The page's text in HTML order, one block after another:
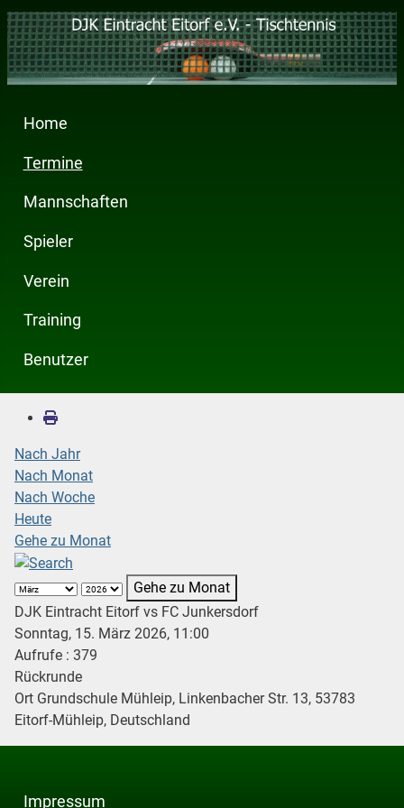
Home
Termine
Mannschaften
Spieler
Verein
Training
Benutzer
Nach Jahr
Nach Monat
Nach Woche
Heute
Gehe zu Monat
Gehe zu Monat
DJK Eintracht Eitorf vs FC Junkersdorf
Sonntag, 15. März 2026, 11:00
Aufrufe : 379
Rückrunde
Ort Grundschule Mühleip, Linkenbacher Str. 13, 53783
Eitorf-Mühleip, Deutschland
Impressum